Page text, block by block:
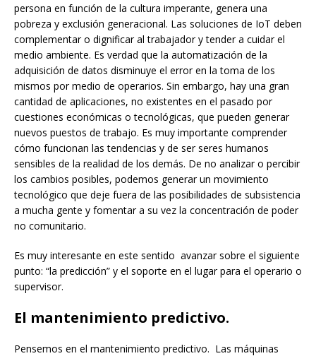
persona en función de la cultura imperante, genera una
pobreza y exclusión generacional. Las soluciones de IoT deben
complementar o dignificar al trabajador y tender a cuidar el
medio ambiente. Es verdad que la automatización de la
adquisición de datos disminuye el error en la toma de los
mismos por medio de operarios. Sin embargo, hay una gran
cantidad de aplicaciones, no existentes en el pasado por
cuestiones económicas o tecnológicas, que pueden generar
nuevos puestos de trabajo. Es muy importante comprender
cómo funcionan las tendencias y de ser seres humanos
sensibles de la realidad de los demás. De no analizar o percibir
los cambios posibles, podemos generar un movimiento
tecnológico que deje fuera de las posibilidades de subsistencia
a mucha gente y fomentar a su vez la concentración de poder
no comunitario.
Es muy interesante en este sentido avanzar sobre el siguiente
punto: “la predicción” y el soporte en el lugar para el operario o
supervisor.
El mantenimiento predictivo.
Pensemos en el mantenimiento predictivo. Las máquinas